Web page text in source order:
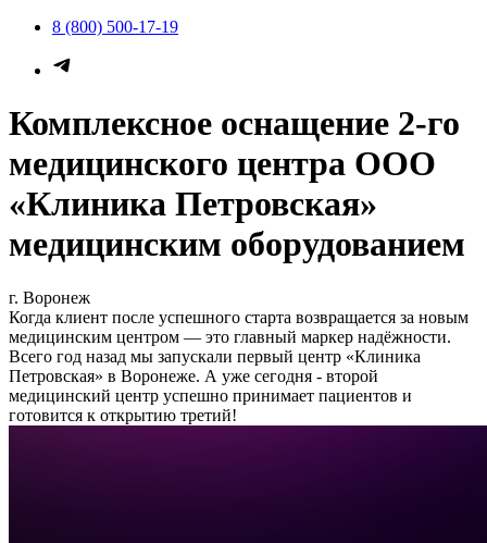
8 (800) 500-17-19
Комплексное оснащение 2-го
медицинского центра ООО
«Клиника Петровская»
медицинским оборудованием
г. Воронеж
Когда клиент после успешного старта возвращается за новым
медицинским центром — это главный маркер надёжности.
Всего год назад мы запускали первый центр «Клиника
Петровская» в Воронеже. А уже сегодня - второй
медицинский центр успешно принимает пациентов и
готовится к открытию третий!